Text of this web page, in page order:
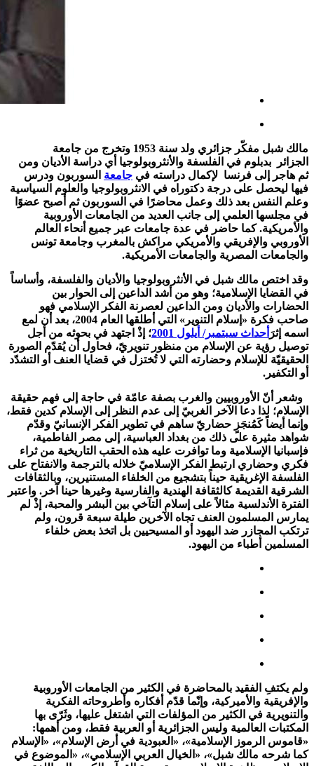
مالك شبل مفكّر جزائري ولد سنة 1953 وتخرج من جامعة
الجزائر بدبلوم في الفلسفة والأنثروبولوجيا أي دراسة الأديان ومن
ثم هاجر إلى فرنسا لإكمال دراسته في جامعة السوربون ودرس
فيها ليحصل على درجة دكتوراه في الانثروبولوجيا والعلوم السياسية
وعلم النفس بعد ذلك وعمل محاضرًا في السوربون ثم أصبح عضوًا
في مجلسها العلمي إلى جانب العديد من الجامعات الأوروبية
والأمريكية. كما حاضر في عدة جامعات عبر جميع أنحاء العالم
الأوروبي والإفريقي والأمريكي مراكش بالمغرب وجامعة تونس
والجامعات المصرية والجامعات الأمريكية.
وقد اختص مالك شبل في الأنثروبولوجيا والأديان والفلسفة، وأساساً
في القضايا الإسلامية؛ وهو من أشد الداعين إلى الحوار بين
الحضارات والأديان ومن الداعين لعصرنة الفكر الإسلامي فهو
صاحب فكرة «إسلام التنوير» التي أطلقها العام 2004، بعد أن لمع
اسمه إثرَ أحداث سبتمبر/ أيلول 2001
؛ إذْ اجتهد في بحوثه من أجل
توصيل رؤية عن الإسلام من منظور تنويريّ، فحاول أن يُقدّم الصورة
الحقيقيّة للإسلام وحضارته التي لا تُختزل في قضايا العنف أو التشدّد
أو التكفير.
وشعر أنّ الأوروبيين والغرب بصفة عامّة في حاجة إلى فهم حقيقة
الإسلام؛ لذا دعا الآخر الغربيّ إلى عدم النظر إلى الإسلام كدين فقط،
وإنما أيضاً كَمُنجَزٍ حضاريّ ساهم في تطوير الفكر الإنسانيّ وقدّم
شواهد مثيرة على ذلك من بغداد العباسية، إلى مصر الفاطمية،
فإسبانيا الإسلامية وما توافرت عليه هذه الحقب التاريخية من ثراء
فكري وحضاري ارتبط الفكر الإسلاميّ خلاله بالترجمة والانفتاح على
الفلسفة الإغريقية حيناً بتشجيع من الخلفاء المستنيرين، وبالثقافات
الشرقية القديمة كالثقافة الهندية والفارسية وغيرها حينا آخر. واعتبر
الفترة الأندلسية مثالاً على إسلام التآخي بين البشر والمحبة، إذْ لم
يمارس المسلمون العنف تجاه الآخرين طيلة سبعة قرون، ولم
ترتكب المجازر ضد اليهود أو المسيحيين بل اتخذ بعض خلفاء
المسلمين أطباء من اليهود.
ولم يكتفِ الفقيد بالمحاضرة في الكثير من الجامعات الأوروبية
والإفريقية والأميركية، وإنّما قدّم أفكاره وأطروحاته الفكرية
والتنويرية في الكثير من المؤلفات التي اشتغل عليها، وثَرّى بها
المكتبات العالمية وليس الجزائرية أو العربية فقط، ومن أهمها:
«قاموس الرموز الإسلامية»، «العبودية في أرض الإسلام»، «الإسلام
كما شرحه مالك شبل»، «الخيال العربي الإسلامي»، «الموضوع في